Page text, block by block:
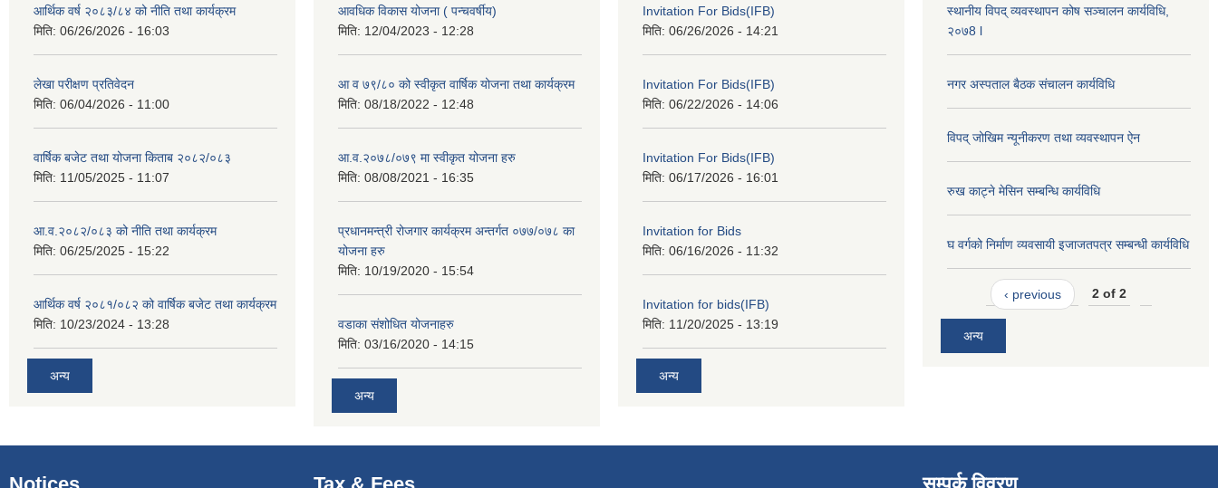
आर्थिक वर्ष २०८३/८४ को नीति तथा कार्यक्रम
मिति: 06/26/2026 - 16:03
लेखा परीक्षण प्रतिवेदन
मिति: 06/04/2026 - 11:00
वार्षिक बजेट तथा योजना किताब २०८२/०८३
मिति: 11/05/2025 - 11:07
आ.व.२०८२/०८३ को नीति तथा कार्यक्रम
मिति: 06/25/2025 - 15:22
आर्थिक वर्ष २०८१/०८२ को वार्षिक बजेट तथा कार्यक्रम
मिति: 10/23/2024 - 13:28
अन्य
आवधिक विकास योजना ( पन्चवर्षीय)
मिति: 12/04/2023 - 12:28
आ व ७९/८० को स्वीकृत वार्षिक योजना तथा कार्यक्रम
मिति: 08/18/2022 - 12:48
आ.व.२०७८/०७९ मा स्वीकृत योजना हरु
मिति: 08/08/2021 - 16:35
प्रधानमन्त्री रोजगार कार्यक्रम अन्तर्गत ०७७/०७८ का
योजना हरु
मिति: 10/19/2020 - 15:54
वडाका संशोधित योजनाहरु
मिति: 03/16/2020 - 14:15
अन्य
Invitation For Bids(IFB)
मिति: 06/26/2026 - 14:21
Invitation For Bids(IFB)
मिति: 06/22/2026 - 14:06
Invitation For Bids(IFB)
मिति: 06/17/2026 - 16:01
Invitation for Bids
मिति: 06/16/2026 - 11:32
Invitation for bids(IFB)
मिति: 11/20/2025 - 13:19
अन्य
स्थानीय विपद् व्यवस्थापन कोष सञ्चालन कार्यविधि,
२०७8 l
नगर अस्पताल बैठक संचालन कार्यविधि
विपद् जोखिम न्यूनीकरण तथा व्यवस्थापन ऐन
रुख काट्ने मेसिन सम्बन्धि कार्यविधि
घ वर्गको निर्माण व्यवसायी इजाजतपत्र सम्बन्धी कार्यविधि
‹ previous 2 of 2
अन्य